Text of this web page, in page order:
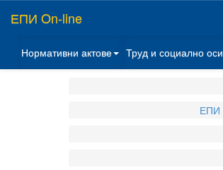
ЕПИ On-line
Нормативни актове Труд и социално
ЕПИ